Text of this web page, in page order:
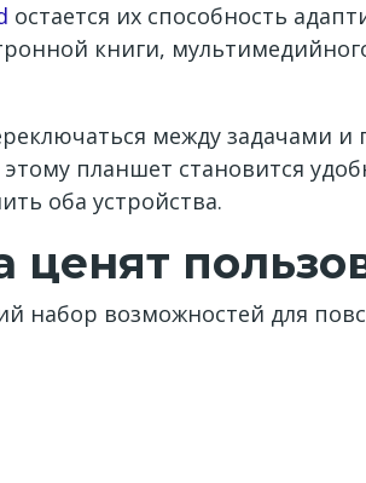
остается их способность
книги,
между задачами
планшет становится
оба устройства.
возможностей для